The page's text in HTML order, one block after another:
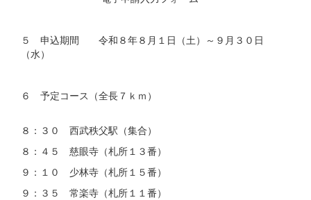
５ 申込期間 令和８年８月１日（土）～９月３０日
（水）
６ 予定コース（全長７ｋｍ）
８：３０ 西武秩父駅（集合）
８：４５ 慈眼寺（札所１３番）
９：１０ 少林寺（札所１５番）
９：３５ 常楽寺（札所１１番）